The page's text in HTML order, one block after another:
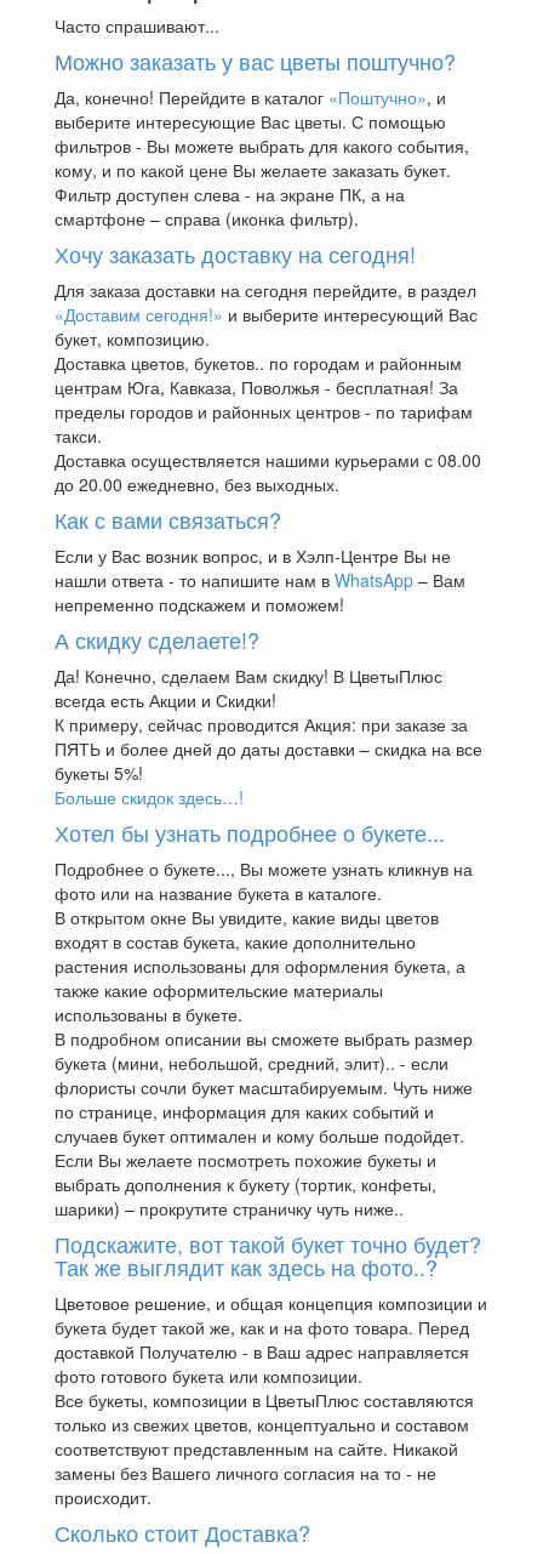
Часто спрашивают...
Можно заказать у вас цветы поштучно?
Да, конечно! Перейдите в каталог «Поштучно», и
выберите интересующие Вас цветы. С помощью
фильтров - Вы можете выбрать для какого события,
кому, и по какой цене Вы желаете заказать букет.
Фильтр доступен слева - на экране ПК, а на
смартфоне – справа (иконка фильтр).
Хочу заказать доставку на сегодня!
Для заказа доставки на сегодня перейдите, в раздел
«Доставим сегодня!» и выберите интересующий Вас
букет, композицию.
Доставка цветов, букетов.. по городам и районным
центрам Юга, Кавказа, Поволжья - бесплатная! За
пределы городов и районных центров - по тарифам
такси.
Доставка осуществляется нашими курьерами с 08.00
до 20.00 ежедневно, без выходных.
Как с вами связаться?
Если у Вас возник вопрос, и в Хэлп-Центре Вы не
нашли ответа - то напишите нам в WhatsApp – Вам
непременно подскажем и поможем!
А скидку сделаете!?
Да! Конечно, сделаем Вам скидку! В ЦветыПлюс
всегда есть Акции и Скидки!
К примеру, сейчас проводится Акция: при заказе за
ПЯТЬ и более дней до даты доставки – скидка на все
букеты 5%!
Больше скидок здесь…!
Хотел бы узнать подробнее о букете...
Подробнее о букете..., Вы можете узнать кликнув на
фото или на название букета в каталоге.
В открытом окне Вы увидите, какие виды цветов
входят в состав букета, какие дополнительно
растения использованы для оформления букета, а
также какие оформительские материалы
использованы в букете.
В подробном описании вы сможете выбрать размер
букета (мини, небольшой, средний, элит).. - если
флористы сочли букет масштабируемым. Чуть ниже
по странице, информация для каких событий и
случаев букет оптимален и кому больше подойдет.
Если Вы желаете посмотреть похожие букеты и
выбрать дополнения к букету (тортик, конфеты,
шарики) – прокрутите страничку чуть ниже..
Подскажите, вот такой букет точно будет?
Так же выглядит как здесь на фото..?
Цветовое решение, и общая концепция композиции и
букета будет такой же, как и на фото товара. Перед
доставкой Получателю - в Ваш адрес направляется
фото готового букета или композиции.
Все букеты, композиции в ЦветыПлюс составляются
только из свежих цветов, концептуально и составом
соответствуют представленным на сайте. Никакой
замены без Вашего личного согласия на то - не
происходит.
Сколько стоит Доставка?